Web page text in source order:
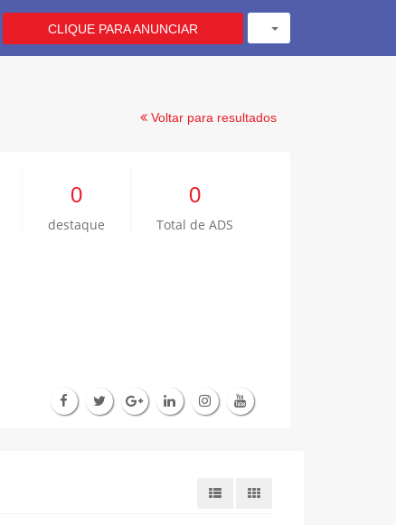
CLIQUE PARA ANUNCIAR
Voltar para resultados
0
destaque
0
Total de ADS